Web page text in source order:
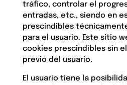
tráfico, controlar el
entradas, etc., siendo en
prescindibles
para el usuario. Este sitio
cookies prescindibles sin
previo del usuario.
El usuario tiene la